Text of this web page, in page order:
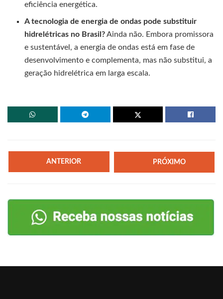
eficiência energética.
A tecnologia de energia de ondas pode substituir
hidrelétricas no Brasil?Ainda não. Embora promissora
e sustentável, a energia de ondas está em fase de
desenvolvimento e complementa, mas não substitui, a
geração hidrelétrica em larga escala.
ANTERIOR PRÓXIMO